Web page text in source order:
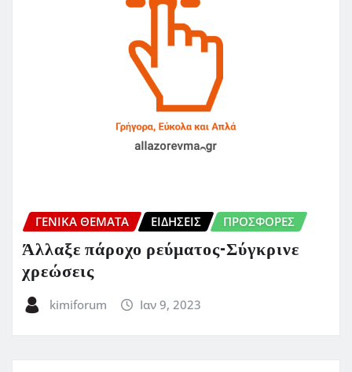
ΓΕΝΙΚΑ ΘΕΜΑΤΑ ΕΙΔΗΣΕΙΣ ΠΡΟΣΦΟΡΈΣ
Άλλαξε πάροχο ρεύματος-Σύγκρινε
χρεώσεις
kimiforum Ιαν 9, 2023